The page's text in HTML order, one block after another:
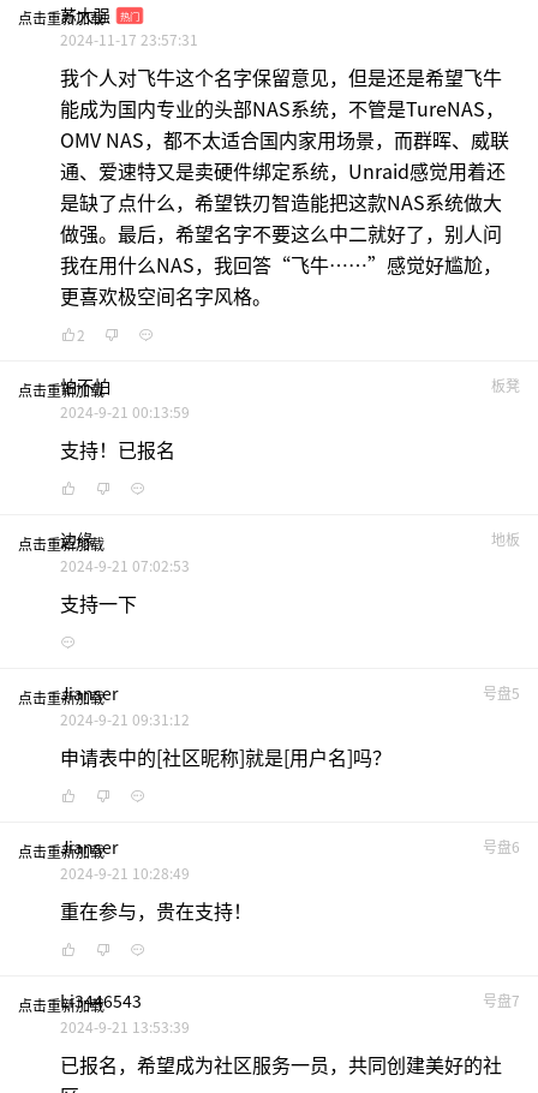
点击重新加载
苏大强 热门
2024-11-17 23:57:31
我个人对飞牛这个名字保留意见，但是还是希望飞牛
能成为国内专业的头部NAS系统，不管是TureNAS，
OMV NAS，都不太适合国内家用场景，而群晖、威联
通、爱速特又是卖硬件绑定系统，Unraid感觉用着还
是缺了点什么，希望铁刃智造能把这款NAS系统做大
做强。最后，希望名字不要这么中二就好了，别人问
我在用什么NAS，我回答“飞牛……”感觉好尴尬，
更喜欢极空间名字风格。
2
点击重新加载 板凳
怕不怕
2024-9-21 00:13:59
支持！已报名
点击重新加载 地板
边缘
2024-9-21 07:02:53
支持一下
点击重新加载 号盘5
Jianser
2024-9-21 09:31:12
申请表中的[社区昵称]就是[用户名]吗？
点击重新加载 号盘6
Jianser
2024-9-21 10:28:49
重在参与，贵在支持！
点击重新加载 号盘7
Li3446543
2024-9-21 13:53:39
已报名，希望成为社区服务一员，共同创建美好的社